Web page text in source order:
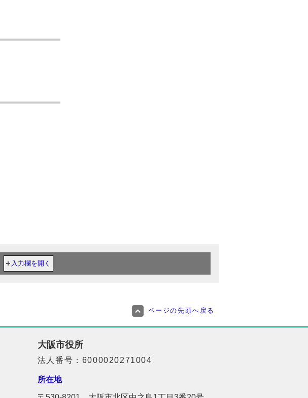
入力欄を開く
ページの先頭へ戻る
大阪市役所
法人番号：6000020271004
所在地